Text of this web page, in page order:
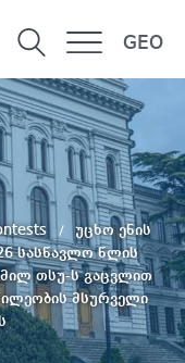
GEO
უცხო ენის
სასწავლო წლის
თსუ-ს გაცვლით
მსურველი